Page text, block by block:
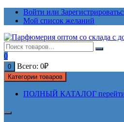
ПерейтиВойти или
Мой список желаний
0
0 Всего: 0₽
Категории товаров
ПОЛНЫЙ КАТАЛОГ